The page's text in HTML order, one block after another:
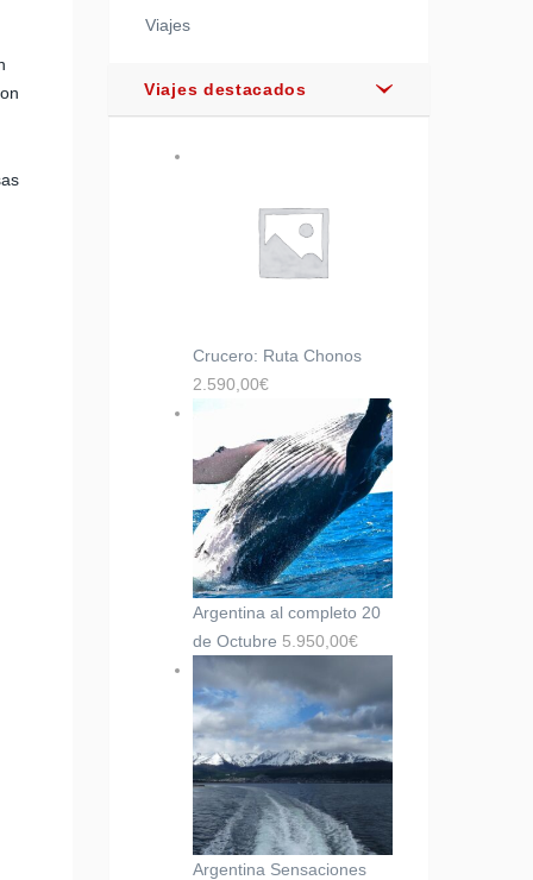
Viajes
Viajes destacados
Crucero: Ruta Chonos
2.590,00€
Argentina al completo 20
de Octubre 5.950,00€
Argentina Sensaciones